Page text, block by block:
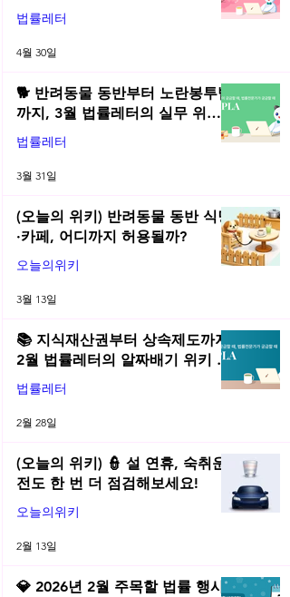
법률레터
법률레터
4월 30일
🐕 반려동물 동반부터 노란봉투법
까지, 3월 법률레터의 실무 위키
총정리! | 2026년 3월 네플라 법률
레터
법률레터
3월 31일
(오늘의 위키) 반려동물 동반 식당
·카페, 어디까지 허용될까?
오늘의위키
3월 13일
📚 지식재산권부터 상속제도까지,
2월 법률레터의 알짜배기 위키 모
음! | 2026년 2월 네플라 법률레터
법률레터
2월 28일
(오늘의 위키) 👮 설 연휴, 숙취운
전도 한 번 더 점검해보세요!
오늘의위키
2월 13일
💎 2026년 2월 주목할 법률 행사